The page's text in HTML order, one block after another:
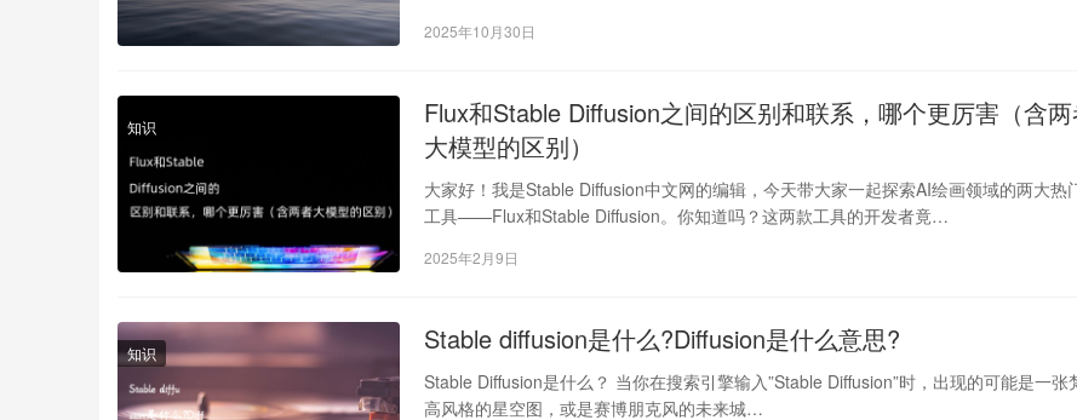
2025年10月30日
知识
Flux和Stable Diffusion之间的区别和联系，哪个更厉害（含
大模型的区别）
大家好！我是Stable Diffusion中文网的编辑，今天带大家一起探索AI绘画领域的两大热
工具——Flux和Stable Diffusion。你知道吗？这两款工具的开发者竟…
2025年2月9日
知识 Stable diffusion是什么?Diffusion是什么意思?
Stable Diffusion是什么？ 当你在搜索引擎输入”Stable Diffusion”时，出现的可能是一张
高风格的星空图，或是赛博朋克风的未来城…